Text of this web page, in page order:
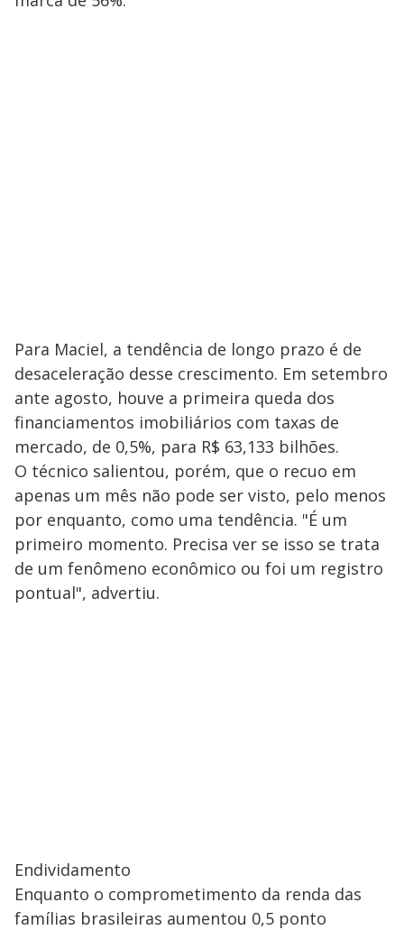
Para Maciel, a tendência de longo prazo é de
desaceleração desse crescimento. Em setembro
ante agosto, houve a primeira queda dos
financiamentos imobiliários com taxas de
mercado, de 0,5%, para R$ 63,133 bilhões.
O técnico salientou, porém, que o recuo em
apenas um mês não pode ser visto, pelo menos
por enquanto, como uma tendência. "É um
primeiro momento. Precisa ver se isso se trata
de um fenômeno econômico ou foi um registro
pontual", advertiu.
Endividamento
Enquanto o comprometimento da renda das
famílias brasileiras aumentou 0,5 ponto